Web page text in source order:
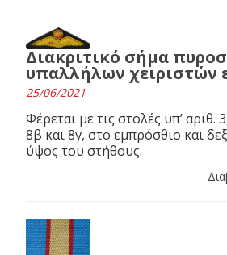
Διακριτικό σήμα
υπαλλήλων χειριστών
25/06/2021
Φέρεται με τις στολές υπ’ αριθ.
8β και 8γ, στο εμπρόσθιο και
ύψος του στήθους.